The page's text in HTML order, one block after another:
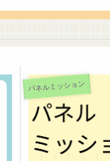
パネルミッション